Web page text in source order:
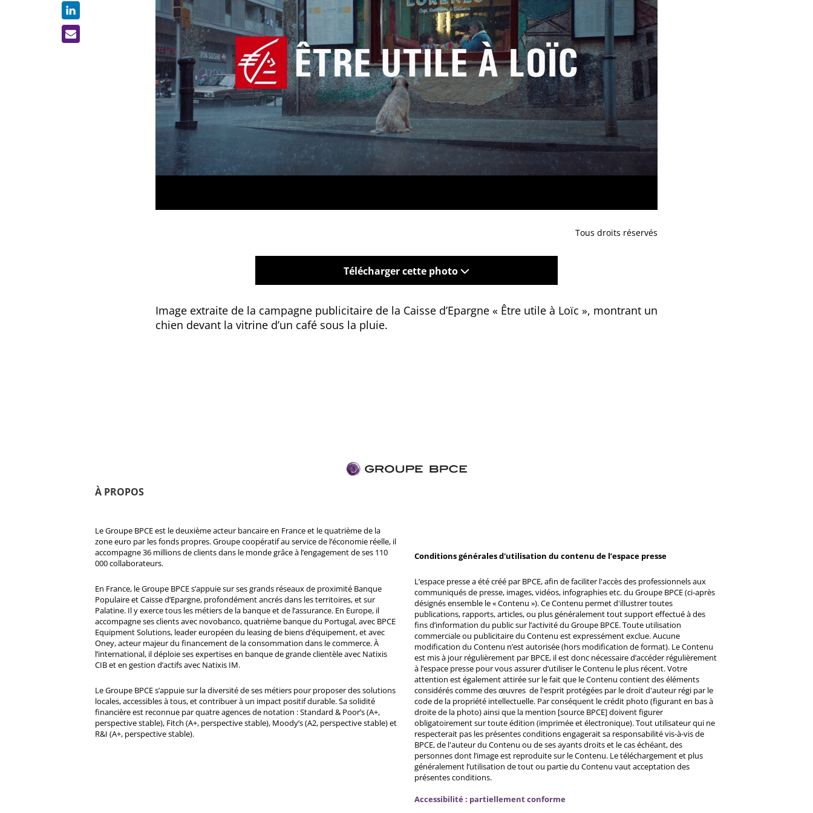
Tous droits réservés
Télécharger cette photo
Image extraite de la campagne publicitaire de la Caisse d’Epargne « Être utile à Loïc », montrant un
chien devant la vitrine d’un café sous la pluie.
À PROPOS
Le Groupe BPCE est le deuxième acteur bancaire en France et le quatrième de la
zone euro par les fonds propres. Groupe coopératif au service de l’économie réelle, il
accompagne 36 millions de clients dans le monde grâce à l’engagement de ses 110
000 collaborateurs.
En France, le Groupe BPCE s’appuie sur ses grands réseaux de proximité Banque
Populaire et Caisse d’Epargne, profondément ancrés dans les territoires, et sur
Palatine. Il y exerce tous les métiers de la banque et de l’assurance. En Europe, il
accompagne ses clients avec novobanco, quatrième banque du Portugal, avec BPCE
Equipment Solutions, leader européen du leasing de biens d’équipement, et avec
Oney, acteur majeur du financement de la consommation dans le commerce. À
l’international, il déploie ses expertises en banque de grande clientèle avec Natixis
CIB et en gestion d’actifs avec Natixis IM.
Le Groupe BPCE s’appuie sur la diversité de ses métiers pour proposer des solutions
locales, accessibles à tous, et contribuer à un impact positif durable. Sa solidité
financière est reconnue par quatre agences de notation : Standard & Poor’s (A+,
perspective stable), Fitch (A+, perspective stable), Moody’s (A2, perspective stable) et
R&I (A+, perspective stable).
Conditions générales d'utilisation du contenu de l’espace presse
L’espace presse a été créé par BPCE, afin de faciliter l'accès des professionnels aux
communiqués de presse, images, vidéos, infographies etc. du Groupe BPCE (ci-après
désignés ensemble le « Contenu »). Ce Contenu permet d'illustrer toutes
publications, rapports, articles, ou plus généralement tout support effectué à des
fins d’information du public sur l’activité du Groupe BPCE. Toute utilisation
commerciale ou publicitaire du Contenu est expressément exclue. Aucune
modification du Contenu n’est autorisée (hors modification de format). Le Contenu
est mis à jour régulièrement par BPCE, il est donc nécessaire d’accéder régulièrement
à l’espace presse pour vous assurer d’utiliser le Contenu le plus récent. Votre
attention est également attirée sur le fait que le Contenu contient des éléments
considérés comme des œuvres de l'esprit protégées par le droit d'auteur régi par le
code de la propriété intellectuelle. Par conséquent le crédit photo (figurant en bas à
droite de la photo) ainsi que la mention [source BPCE] doivent figurer
obligatoirement sur toute édition (imprimée et électronique). Tout utilisateur qui ne
respecterait pas les présentes conditions engagerait sa responsabilité vis-à-vis de
BPCE, de l'auteur du Contenu ou de ses ayants droits et le cas échéant, des
personnes dont l’image est reproduite sur le Contenu. Le téléchargement et plus
généralement l’utilisation de tout ou partie du Contenu vaut acceptation des
présentes conditions.
Accessibilité : partiellement conforme